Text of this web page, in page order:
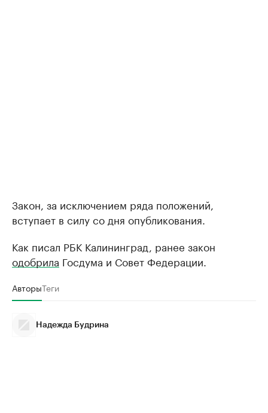
Закон, за исключением ряда положений,
вступает в силу со дня опубликования.
Как писал РБК Калининград, ранее закон
одобрила Госдума и Совет Федерации.
АвторыТеги
Надежда Будрина